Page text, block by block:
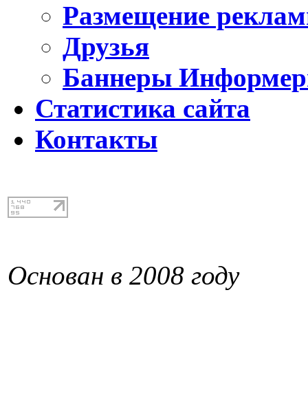
Размещение
Друзья
Баннеры
Статистика сайта
Контакты
Основан в 2008 году